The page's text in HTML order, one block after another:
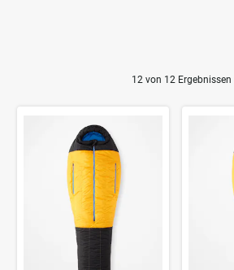
12 von 12 Ergebnissen